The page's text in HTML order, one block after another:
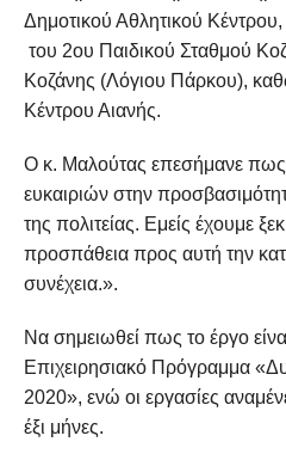
Δημοτικού Αθλητικού
του 2ου Παιδικού Σταθμού
Κοζάνης (Λόγιου Πάρκου),
Κέντρου Αιανής.
Ο κ. Μαλούτας επεσήμανε
ευκαιριών στην
της πολιτείας. Εμείς έχουμε
προσπάθεια προς αυτή την
συνέχεια.».
Να σημειωθεί πως το έργο
Επιχειρησιακό Πρόγραμμα
2020», ενώ οι εργασίες
έξι μήνες.